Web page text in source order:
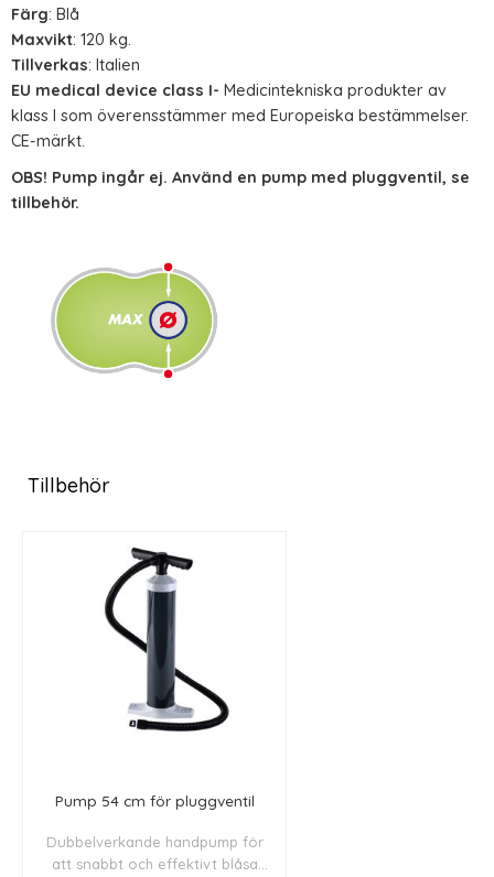
Färg: Blå
Maxvikt: 120 kg.
Tillverkas: Italien
EU medical device class I- Medicintekniska produkter av
klass I som överensstämmer med Europeiska bestämmelser.
CE-märkt.
OBS! Pump ingår ej. Använd en pump med pluggventil, se
tillbehör.
Tillbehör
Pump 54 cm för pluggventil
Dubbelverkande handpump för
att snabbt och effektivt blåsa